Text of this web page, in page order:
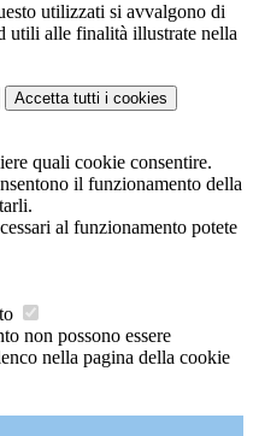
utilizzati si avvalgono di
utili alle finalità illustrate nella
Accetta tutti i cookies
quali cookie consentire.
il funzionamento della
al funzionamento potete
non possono essere
nella pagina della cookie